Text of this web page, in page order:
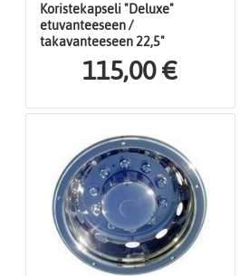
Koristekapseli "Deluxe"
etuvanteeseen /
takavanteeseen 22,5"
115,00 €